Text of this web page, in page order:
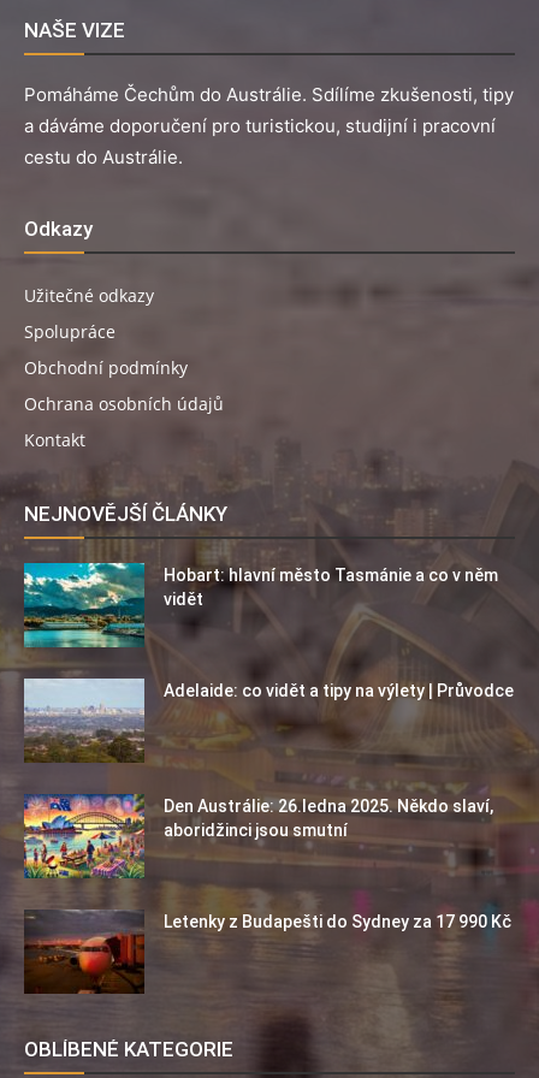
NAŠE VIZE
Pomáháme Čechům do Austrálie. Sdílíme zkušenosti, tipy
a dáváme doporučení pro turistickou, studijní i pracovní
cestu do Austrálie.
Odkazy
Užitečné odkazy
Spolupráce
Obchodní podmínky
Ochrana osobních údajů
Kontakt
NEJNOVĚJŠÍ ČLÁNKY
Hobart: hlavní město Tasmánie a co v něm
vidět
Adelaide: co vidět a tipy na výlety | Průvodce
Den Austrálie: 26.ledna 2025. Někdo slaví,
aboridžinci jsou smutní
Letenky z Budapešti do Sydney za 17 990 Kč
OBLÍBENÉ KATEGORIE